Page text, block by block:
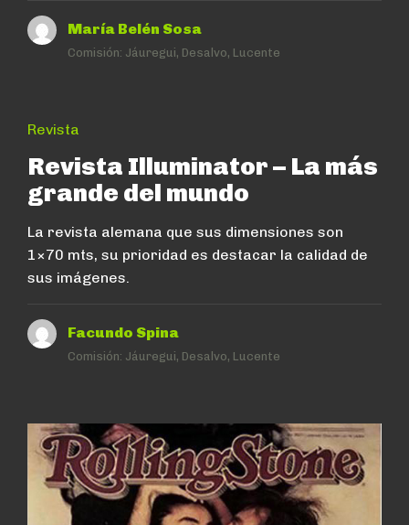
María Belén Sosa
Comisión: Jáuregui, Desalvo, Lucente
Revista
Revista Illuminator – La más
grande del mundo
La revista alemana que sus dimensiones son
1×70 mts, su prioridad es destacar la calidad de
sus imágenes.
Facundo Spina
Comisión: Jáuregui, Desalvo, Lucente